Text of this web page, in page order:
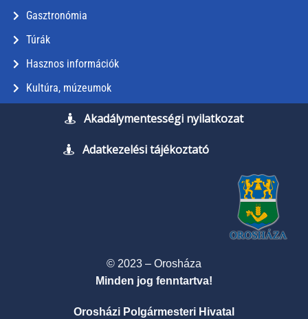
Gasztronómia
Túrák
Hasznos információk
Kultúra, múzeumok
Akadálymentességi nyilatkozat
Adatkezelési tájékoztató
© 2023 – Orosháza
Minden jog fenntartva!
Orosházi Polgármesteri Hivatal